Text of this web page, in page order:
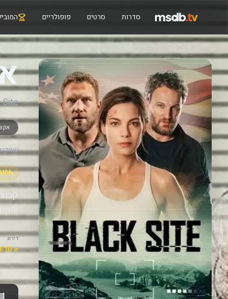
סדרות סרטים פופולריים
Site
דירוג
⭐ 6.0/10